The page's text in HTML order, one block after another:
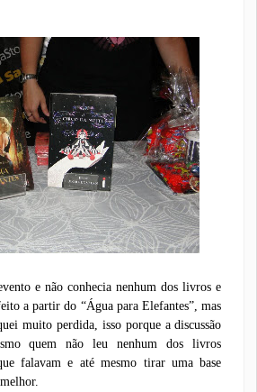
e não conhecia nenhum dos livros e
a partir do “Água para Elefantes”, mas
muito perdida, isso porque a discussão
quem não leu nenhum dos livros
falavam e até mesmo tirar uma base